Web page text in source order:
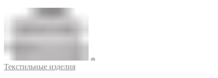
Текстильные изделия